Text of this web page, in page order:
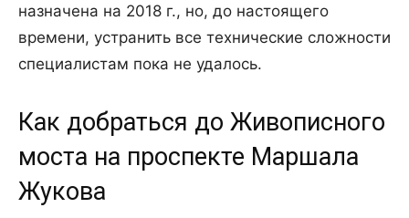
назначена на 2018 г., но, до настоящего
времени, устранить все технические сложности
специалистам пока не удалось.
Как добраться до Живописного
моста на проспекте Маршала
Жукова